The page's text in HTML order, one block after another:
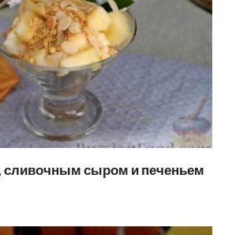
сливочным сыром и печеньем